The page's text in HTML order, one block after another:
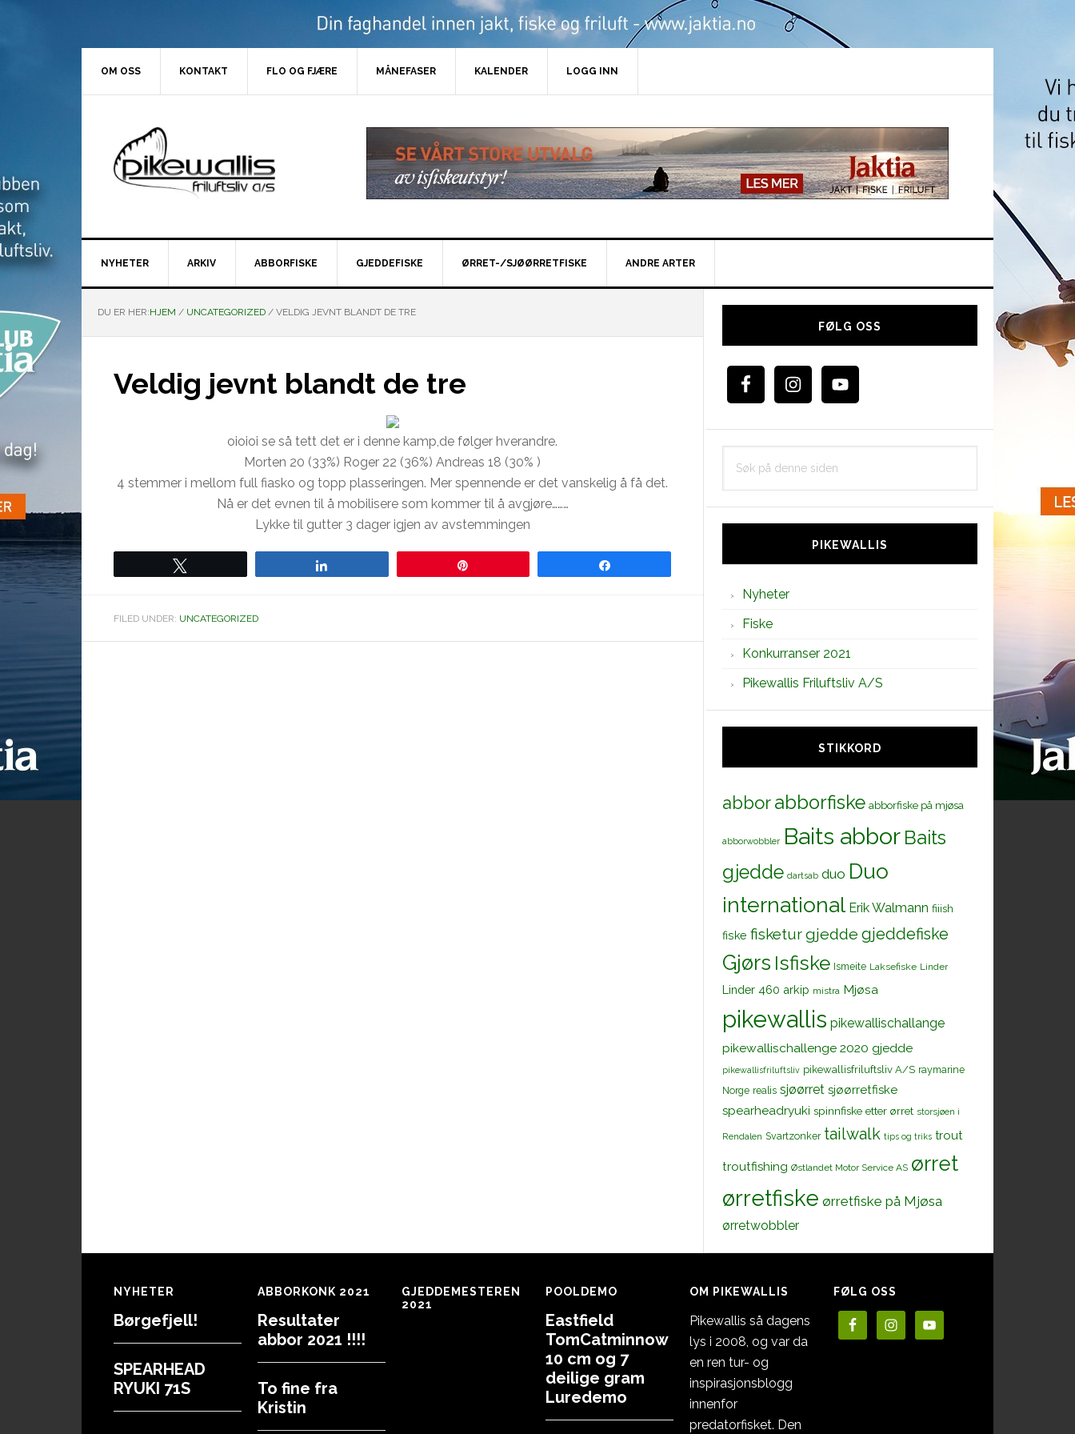
OM OSS KONTAKT FLO OG FJÆRE MÅNEFASER KALENDER LOGG INN
NYHETER ARKIV ABBORFISKE GJEDDEFISKE ØRRET-/SJØØRRETFISKE ANDRE ARTER
DU ER HER:HJEM / UNCATEGORIZED / VELDIG JEVNT BLANDT DE TRE
Veldig jevnt blandt de tre
oioioi se så tett det er i denne kamp,de følger hverandre.
Morten 20 (33%) Roger 22 (36%) Andreas 18 (30% )
4 stemmer i mellom full fiasko og topp plasseringen. Mer spennende er det vanskelig å få det.
Nå er det evnen til å mobilisere som kommer til å avgjøre………
Lykke til gutter 3 dager igjen av avstemmingen
FILED UNDER: UNCATEGORIZED
Hoved
FØLG OSS
PIKEWALLIS
Nyheter
Fiske
Konkurranser 2021
Pikewallis Friluftsliv A/S
STIKKORD
abborabborfiske abborfiske på mjøsa
abborwobbler Baits abbor Baits
gjedde dartsab duo Duo
international Erik Walmann fiiish
fiske fisketurgjedde gjeddefiske
Gjørs Isfiske Ismeite Laksefiske Linder
Linder 460 arkip mistra Mjøsa
pikewallis pikewallischallange
pikewallischallenge 2020 gjedde
pikewallisfriluftsliv pikewallisfriluftsliv A/S raymarine
Norge realis sjøørret sjøørretfiske
spearheadryuki spinnfiske etter ørret storsjøen i
Rendalen Svartzonker tailwalk tips og triks trout
troutfishing Østlandet Motor Service AS ørret
ørretfiske ørretfiske på Mjøsa
ørretwobbler
Footer
NYHETER
Børgefjell!
SPEARHEAD
RYUKI 71S
ABBORKONK 2021
Resultater
abbor 2021 !!!!
To fine fra
Kristin
GJEDDEMESTEREN
2021
POOLDEMO
Eastfield
TomCatminnow
10 cm og 7
deilige gram
Luredemo
OM PIKEWALLIS
Pikewallis så dagens
lys i 2008, og var da
en ren tur- og
inspirasjonsblogg
innenfor
predatorfisket. Den
FØLG OSS